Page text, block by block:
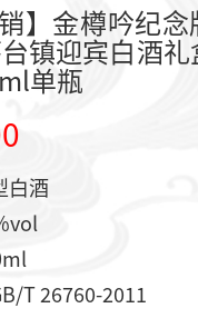
销】金樽吟纪
镇迎宾白酒
单瓶
白酒
T 26760-2011